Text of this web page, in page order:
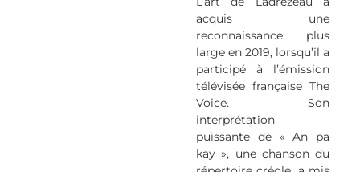
acquis une
reconnaissance plus
large en 2019, lorsqu’il a
participé à l’émission
télévisée française The
Voice. Son
interprétation
puissante de « An pa
kay », une chanson du